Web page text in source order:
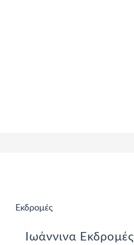
Εκδρομές
Ιωάννινα Εκδρομές